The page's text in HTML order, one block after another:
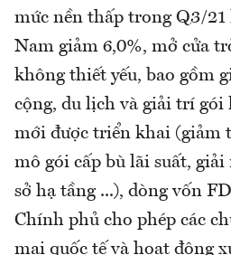
mức nền thấp trong Q3/
Nam giảm 6,0%, mở cửa
không thiết yếu, bao gồm
cộng, du lịch và giải trí
mới được triển khai (giảm
mô gói cấp bù lãi suất, giải
sở hạ tầng ...), dòng vốn
Chính phủ cho phép các
mại quốc tế và hoạt động